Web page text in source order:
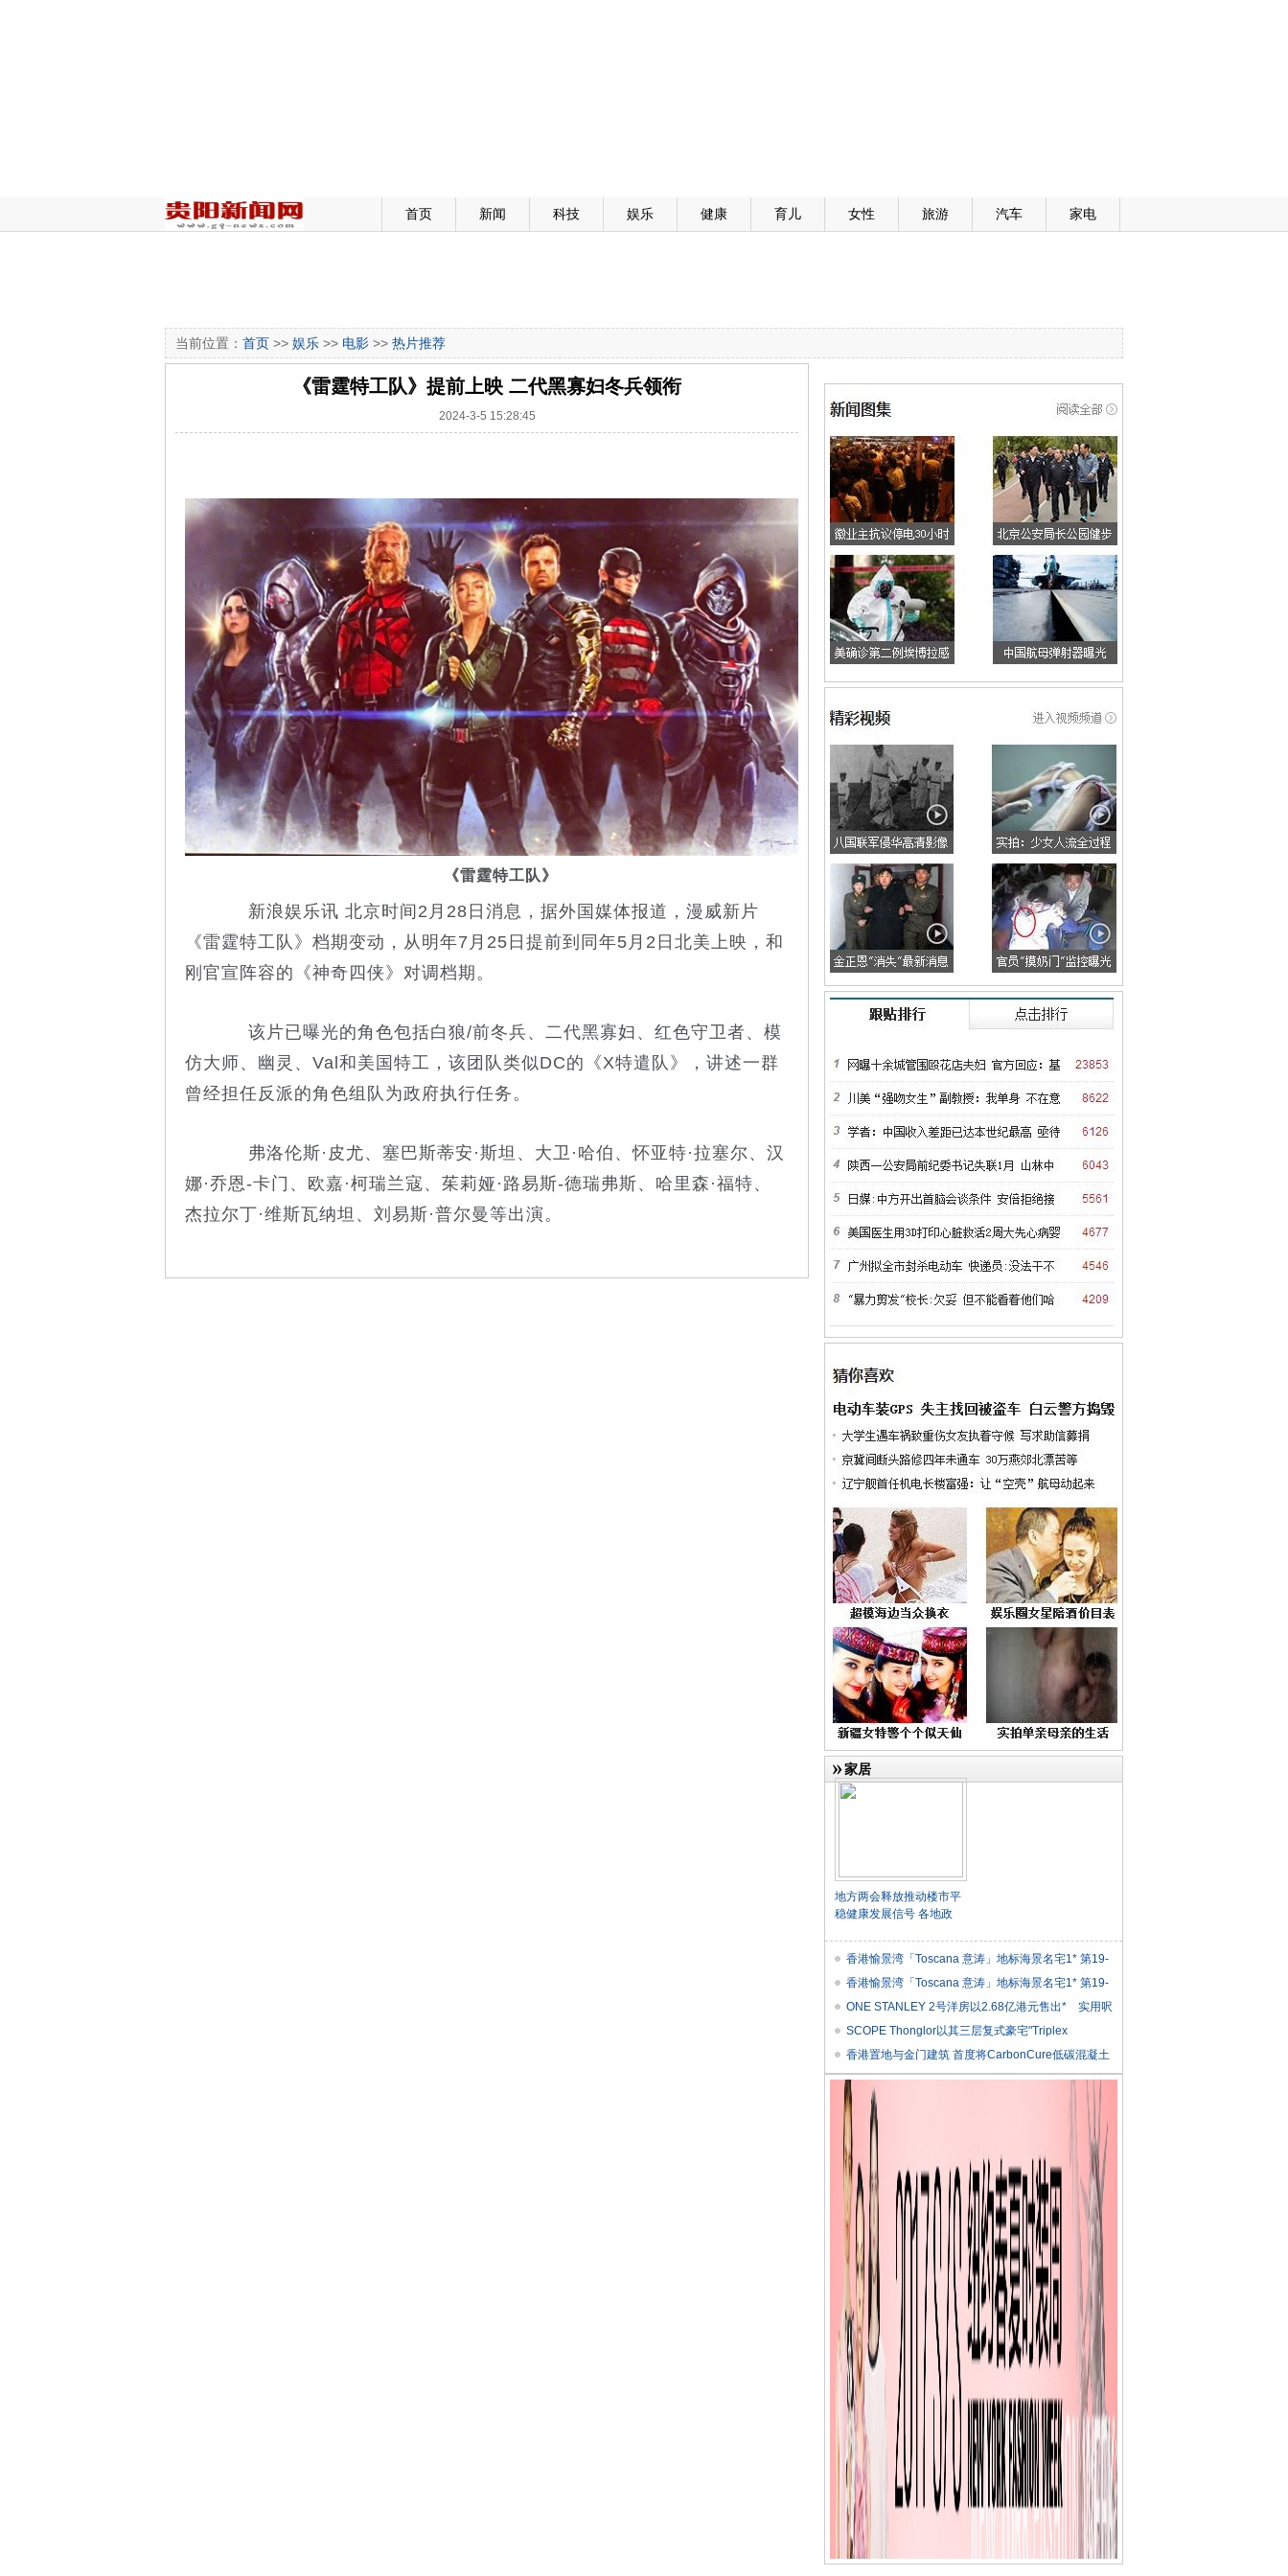
首页 新闻 科技 娱乐 健康 育儿 女性 旅游 汽车 家电
当前位置： 首页 >> 娱乐 >> 电影 >> 热片推荐
《雷霆特工队》提前上映 二代黑寡妇冬兵领衔
2024-3-5 15:28:45
《雷霆特工队》
新浪娱乐讯 北京时间2月28日消息，据外国媒体报道，漫威新片
《雷霆特工队》档期变动，从明年7月25日提前到同年5月2日北美上映，和
刚官宣阵容的《神奇四侠》对调档期。
该片已曝光的角色包括白狼/前冬兵、二代黑寡妇、红色守卫者、模
仿大师、幽灵、Val和美国特工，该团队类似DC的《X特遣队》，讲述一群
曾经担任反派的角色组队为政府执行任务。
弗洛伦斯·皮尤、塞巴斯蒂安·斯坦、大卫·哈伯、怀亚特·拉塞尔、汉
娜·乔恩-卡门、欧嘉·柯瑞兰寇、茱莉娅·路易斯-德瑞弗斯、哈里森·福特、
杰拉尔丁·维斯瓦纳坦、刘易斯·普尔曼等出演。
家居
地方两会释放推动楼市平
稳健康发展信号 各地政
香港愉景湾「Toscana 意涛」地标海景名宅1* 第19-
香港愉景湾「Toscana 意涛」地标海景名宅1* 第19-
ONE STANLEY 2号洋房以2.68亿港元售出* 实用呎
价 SCOPE Thonglor以其三层复式豪宅"Triplex
Residen
香港置地与金门建筑 首度将CarbonCure低碳混凝土